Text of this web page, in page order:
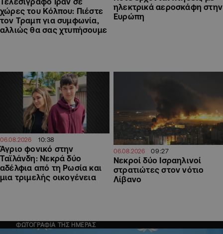
χώρες του Κόλπου: Πιέστε
τον Τραμπ για συμφωνία,
αλλιώς θα σας χτυπήσουμε
ηλεκτρικά αεροσκάφη στην
Ευρώπη
06.08.2026 10:38
Άγριο φονικό στην
Ταϊλάνδη: Νεκρά δύο
αδέλφια από τη Ρωσία και
μια τριμελής οικογένεια
06.08.2026 09:27
Νεκροί δύο Ισραηλινοί
στρατιώτες στον νότιο
Λίβανο
ΦΩΤΟΓΡΑΦΙΑ ΤΗΣ ΗΜΕΡΑΣ